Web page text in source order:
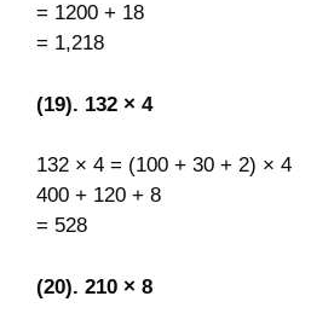
= 1200 + 18
= 1,218
(19). 132 × 4
132 × 4 = (100 + 30 + 2) × 4
400 + 120 + 8
= 528
(20). 210 × 8